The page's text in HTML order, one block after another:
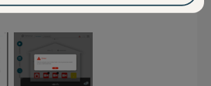
tout réinitialiser? si oui comment? merci pour